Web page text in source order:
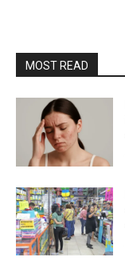
MOST READ